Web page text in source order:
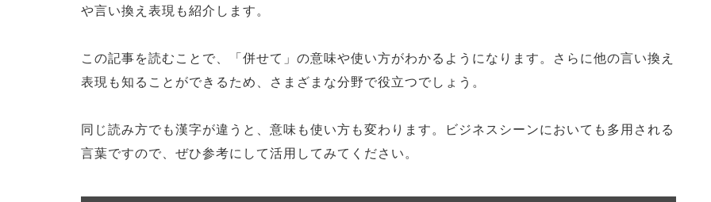
や言い換え表現も紹介します。
この記事を読むことで、「併せて」の意味や使い方がわかるようになります。さらに他の言い換え
表現も知ることができるため、さまざまな分野で役立つでしょう。
同じ読み方でも漢字が違うと、意味も使い方も変わります。ビジネスシーンにおいても多用される
言葉ですので、ぜひ参考にして活用してみてください。